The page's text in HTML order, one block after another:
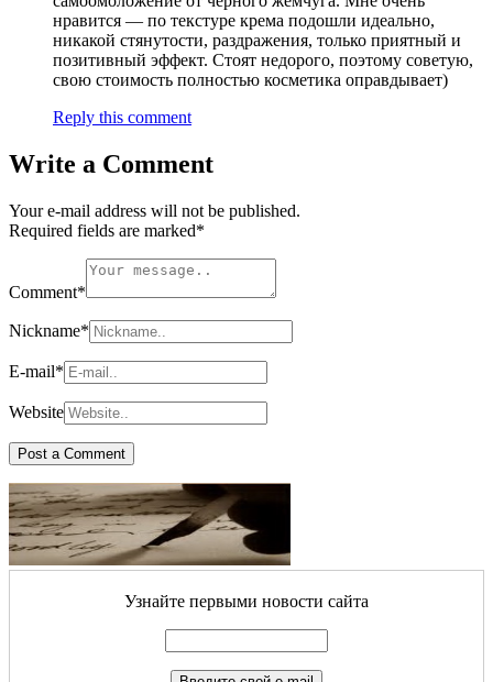
нравится — по текстуре крема подошли идеально,
никакой стянутости, раздражения, только приятный и
позитивный эффект. Стоят недорого, поэтому советую,
свою стоимость полностью косметика оправдывает)
Reply this comment
Write a Comment
Your e-mail address will not be published.
Required fields are marked*
Comment*
Nickname*
E-mail*
Website
Узнайте первыми новости сайта